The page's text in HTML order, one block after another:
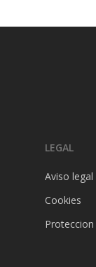
LEGAL
Aviso legal
Cookies